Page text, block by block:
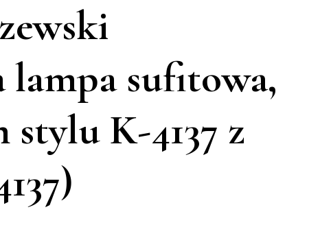
lampa sufitowa,
K-4137 z